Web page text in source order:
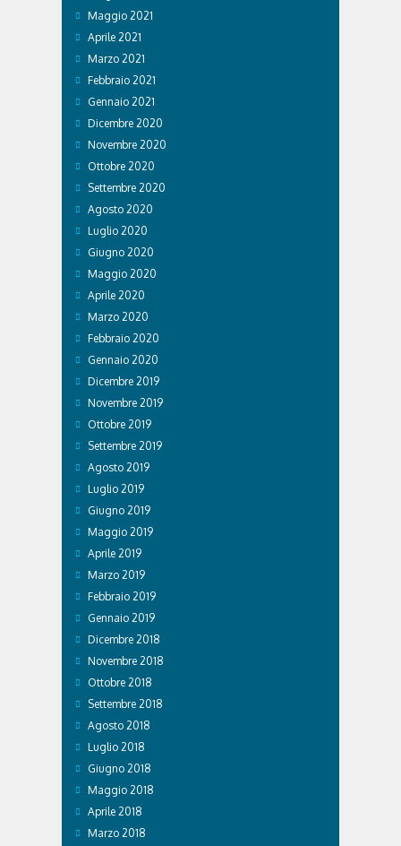
Maggio 2021
Aprile 2021
Marzo 2021
Febbraio 2021
Gennaio 2021
Dicembre 2020
Novembre 2020
Ottobre 2020
Settembre 2020
Agosto 2020
Luglio 2020
Giugno 2020
Maggio 2020
Aprile 2020
Marzo 2020
Febbraio 2020
Gennaio 2020
Dicembre 2019
Novembre 2019
Ottobre 2019
Settembre 2019
Agosto 2019
Luglio 2019
Giugno 2019
Maggio 2019
Aprile 2019
Marzo 2019
Febbraio 2019
Gennaio 2019
Dicembre 2018
Novembre 2018
Ottobre 2018
Settembre 2018
Agosto 2018
Luglio 2018
Giugno 2018
Maggio 2018
Aprile 2018
Marzo 2018